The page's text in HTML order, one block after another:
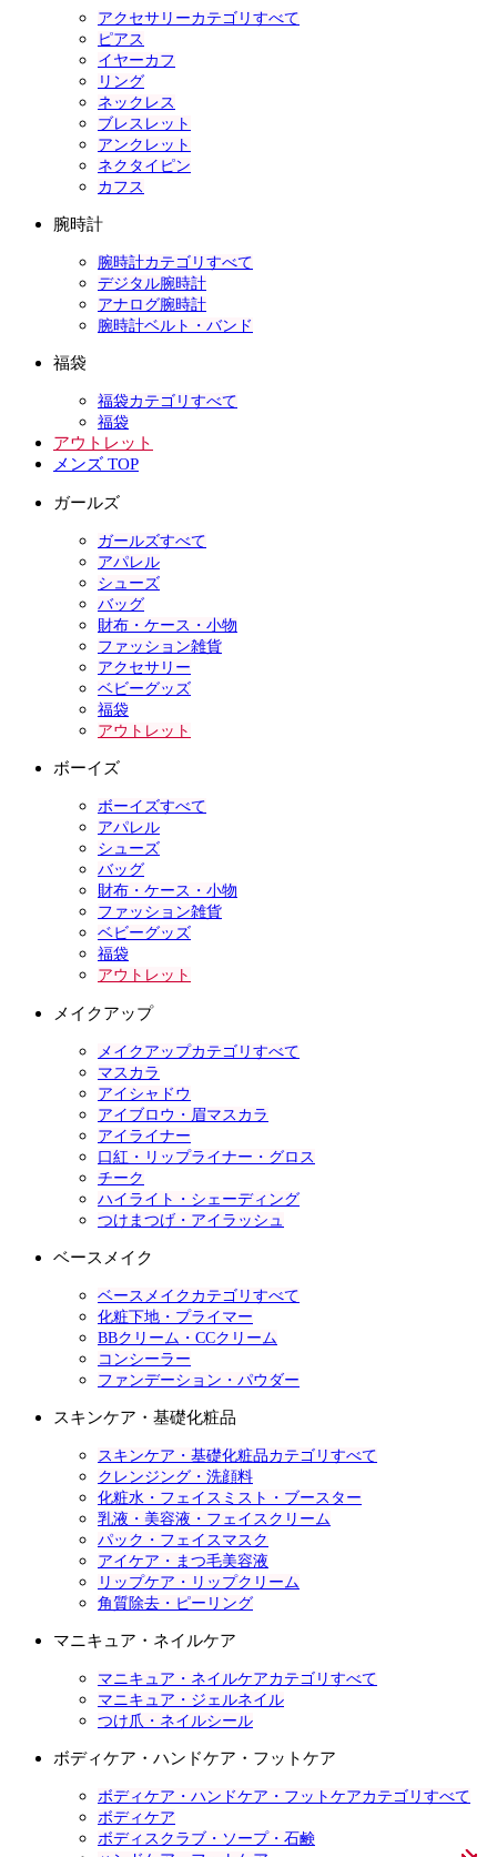
アクセサリーカテゴリすべて
ピアス
イヤーカフ
リング
ネックレス
ブレスレット
アンクレット
ネクタイピン
カフス
腕時計
腕時計カテゴリすべて
デジタル腕時計
アナログ腕時計
腕時計ベルト・バンド
福袋
福袋カテゴリすべて
福袋
アウトレット
メンズ TOP
ガールズ
ガールズすべて
アパレル
シューズ
バッグ
財布・ケース・小物
ファッション雑貨
アクセサリー
ベビーグッズ
福袋
アウトレット
ボーイズ
ボーイズすべて
アパレル
シューズ
バッグ
財布・ケース・小物
ファッション雑貨
ベビーグッズ
福袋
アウトレット
メイクアップ
メイクアップカテゴリすべて
マスカラ
アイシャドウ
アイブロウ・眉マスカラ
アイライナー
口紅・リップライナー・グロス
チーク
ハイライト・シェーディング
つけまつげ・アイラッシュ
ベースメイク
ベースメイクカテゴリすべて
化粧下地・プライマー
BBクリーム・CCクリーム
コンシーラー
ファンデーション・パウダー
スキンケア・基礎化粧品
スキンケア・基礎化粧品カテゴリすべて
クレンジング・洗顔料
化粧水・フェイスミスト・ブースター
乳液・美容液・フェイスクリーム
パック・フェイスマスク
アイケア・まつ毛美容液
リップケア・リップクリーム
角質除去・ピーリング
マニキュア・ネイルケア
マニキュア・ネイルケアカテゴリすべて
マニキュア・ジェルネイル
つけ爪・ネイルシール
ボディケア・ハンドケア・フットケア
ボディケア・ハンドケア・フットケアカテゴリすべて
ボディケア
ボディスクラブ・ソープ・石鹸